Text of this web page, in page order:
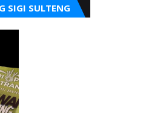
SIGI SULTENG